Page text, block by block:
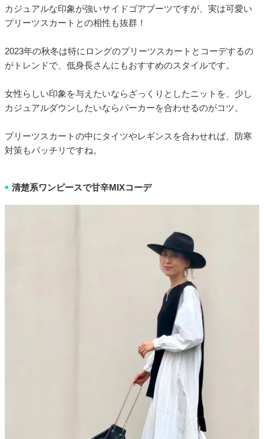
カジュアルな印象が強いサイドゴアブーツですが、実は可愛い
プリーツスカートとの相性も抜群！
2023年の秋冬は特にロングのプリーツスカートとコーデするの
がトレンドで、低身長さんにもおすすめのスタイルです。
女性らしい印象を与えたいならざっくりとしたニットを、少し
カジュアルダウンしたいならパーカーを合わせるのがコツ。
プリーツスカートの中にタイツやレギンスを合わせれば、防寒
対策もバッチリですね。
■ 清楚系ワンピースで甘辛MIXコーデ